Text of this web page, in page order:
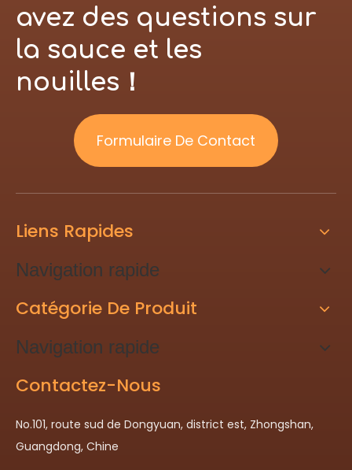
avez des questions sur
la sauce et les
nouilles！
Formulaire De Contact
Liens Rapides
Navigation rapide
Catégorie De Produit
Navigation rapide
Contactez-Nous
No.101, route sud de Dongyuan, district est, Zhongshan,
Guangdong, Chine